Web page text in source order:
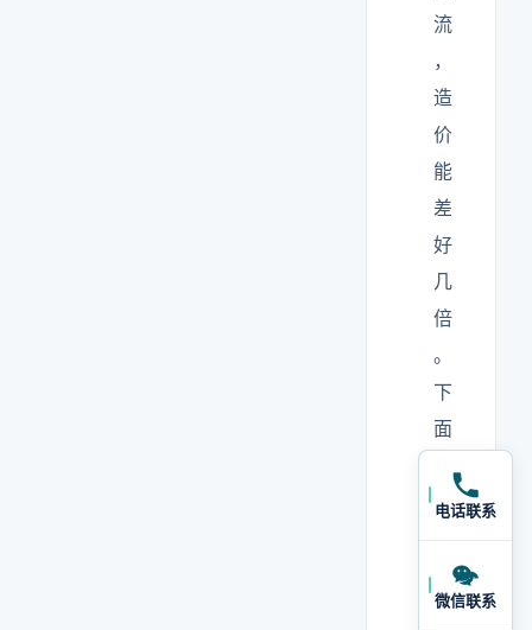
流
，
造
价
能
差
好
几
倍
。
下
面
气
流
式
电话联系
微信联系